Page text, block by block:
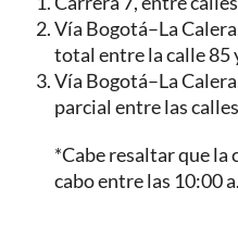
Vía Bogotá–La
total entre la calle 85
Vía Bogotá–La
parcial entre las
*Cabe resaltar que la
cabo entre las 10:00